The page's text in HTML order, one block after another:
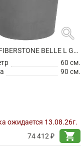
search
КАШПО FIBERSTONE BELLE L GREY
60 см.
90 см.
ожидается 13.08.26г.
74 412 ₽
shopping_cart